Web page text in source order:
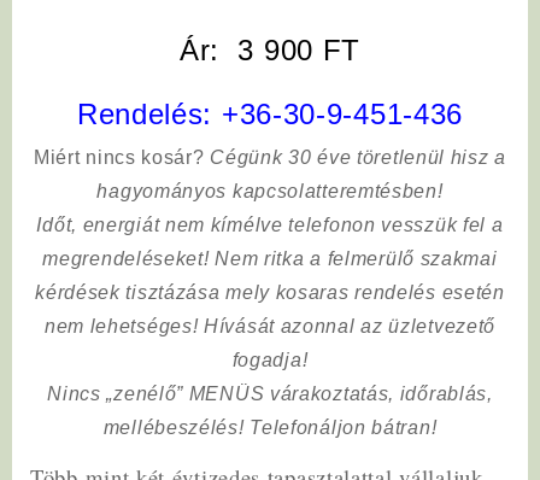
Ár: 3 900 FT
Rendelés: +36-30-9-451-436
Miért nincs kosár? Cégünk 30 éve töretlenül hisz a
hagyományos kapcsolatteremtésben!
Időt, energiát nem kímélvetelefonon vesszük fel a
megrendeléseket! Nem ritka a felmerülő szakmai
kérdések tisztázása mely kosaras rendelés esetén
nem lehetséges! Hívását azonnal az üzletvezető
fogadja!
Nincs „zenélő” MENÜS várakoztatás, időrablás,
mellébeszélés! Telefonáljon bátran!